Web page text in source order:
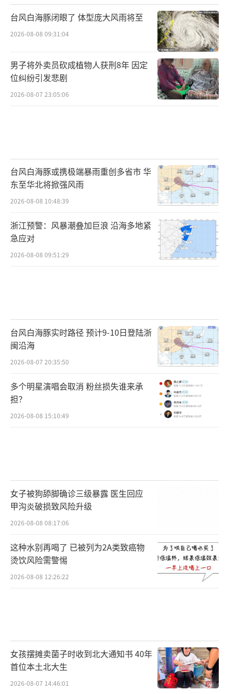
台风白海豚闭眼了 体型庞大风雨将至
2026-08-08 09:31:04
男子将外卖员砍成植物人获刑8年 因定
位纠纷引发悲剧
2026-08-07 23:05:06
台风白海豚或携极端暴雨重创多省市 华
东至华北将掀强风雨
2026-08-08 10:48:39
浙江预警：风暴潮叠加巨浪 沿海多地紧
急应对
2026-08-08 09:51:29
台风白海豚实时路径 预计9-10日登陆浙
闽沿海
2026-08-07 20:35:50
多个明星演唱会取消 粉丝损失谁来承
担？
2026-08-08 15:10:49
女子被狗舔脚确诊三级暴露 医生回应
甲沟炎破损致风险升级
2026-08-08 08:17:06
这种水别再喝了 已被列为2A类致癌物
烫饮风险需警惕
2026-08-08 12:26:22
女孩摆摊卖菌子时收到北大通知书 40年
首位本土北大生
2026-08-07 14:46:01